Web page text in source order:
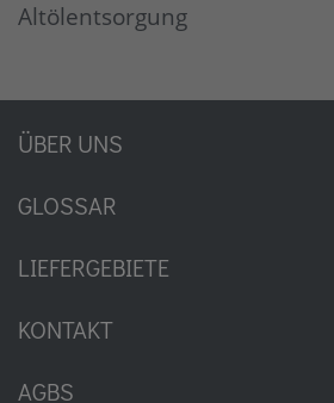
Altölentsorgung
ÜBER UNS
GLOSSAR
LIEFERGEBIETE
KONTAKT
AGBS